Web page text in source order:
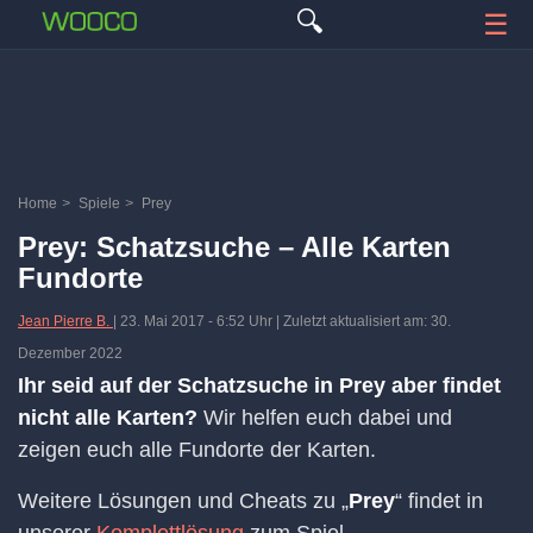
🔍 ☰
Home > Spiele > Prey
Prey: Schatzsuche – Alle Karten
Fundorte
Jean Pierre B. 23. Mai 2017 - 6:52 Uhr | Zuletzt aktualisiert am: 30.
Dezember 2022
Ihr seid auf der Schatzsuche in Prey aber findet
nicht alle Karten? Wir helfen euch dabei und
zeigen euch alle Fundorte der Karten.
Weitere Lösungen und Cheats zu „Prey“ findet in